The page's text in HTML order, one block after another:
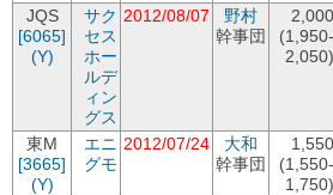
JQS
[6065]
(Y)
サク
セス
ホー
ルデ
ィン
グス
2012/08/07
野村
幹事団
2,000
(1,950-
2,050)
東M
[3665]
(Y)
エニ
グモ
2012/07/24
大和
幹事団
1,550
(1,550-
1,750)